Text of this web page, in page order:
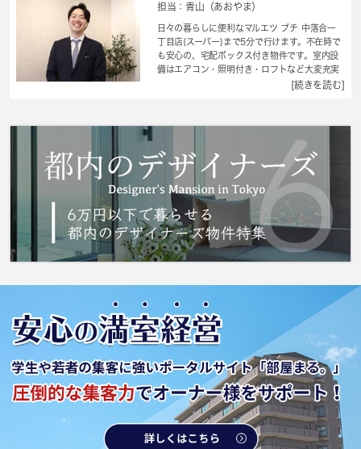
担当：青山（あおやま）
日々の暮らしに便利なマルエツ プチ 中落合一
丁目店(スーパー)まで5分で行けます。不在時で
も安心の、宅配ボックス付き物件です。室内設
備はエアコン・照明付き・ロフトなど大変充実
しております。収納はクロゼット・シューズボ
に抑えることができます。お部屋にキッチンが
アの物件です。新しいお住まいをお探しの際
は 城南コミュニティを是非ご利用ください。
新宿区にある不動産情報を、条件に合わせてご
紹介いたします。
[続きを読む]